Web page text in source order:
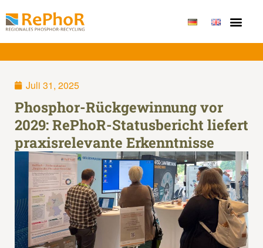
Juli 31, 2025
Phosphor-Rückgewinnung vor
2029: RePhoR-Statusbericht liefert
praxisrelevante Erkenntnisse